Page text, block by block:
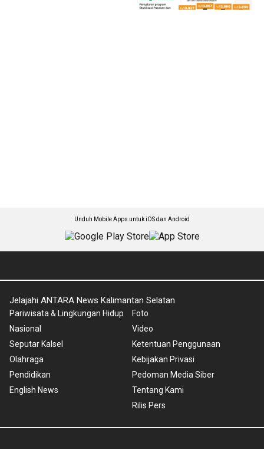
Unduh Mobile Apps untuk iOS dan Android
Jelajahi ANTARA News Kalimantan Selatan
Pariwisata & Lingkungan Hidup
Nasional
Seputar Kalsel
Olahraga
Pendidikan
English News
Foto
Video
Ketentuan Penggunaan
Kebijakan Privasi
Pedoman Media Siber
Tentang Kami
Rilis Pers